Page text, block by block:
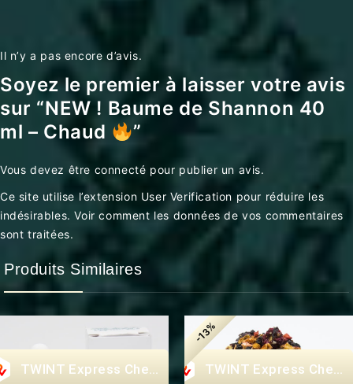
Il n’y a pas encore d’avis.
Soyez le premier à laisser votre avis
sur “NEW ! Baume de Shannon 40
ml – Chaud
”
Vous devez être connecté pour publier un avis.
Ce site utilise l’extension User Verification pour réduire les
indésirables.Voir comment les données de vos commentaires
sont traitées.
Produits Similaires
Express Checkout
-13%
Express